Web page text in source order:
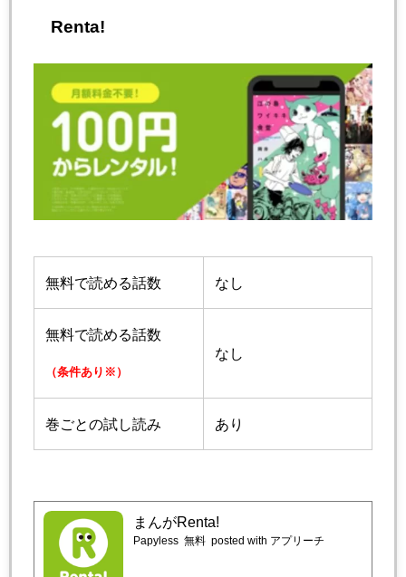
Renta!
無料で読める話数 なし
無料で読める話数
（条件あり※）
なし
巻ごとの試し読み あり
まんがRenta!
Papyless 無料 posted with アプリーチ